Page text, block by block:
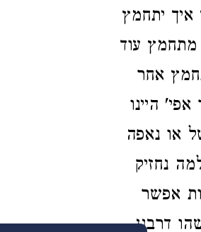
איך יתחמץ
מתחמץ עוד
אחר
היינו
או נאפה
נחזיק
אפשר
דרבנן